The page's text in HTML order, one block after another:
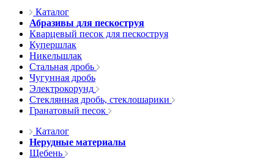
Каталог
Абразивы для пескоструя
Кварцевый песок для пескоструя
Купершлак
Никельшлак
Стальная дробь
Чугунная дробь
Электрокорунд
Стеклянная дробь, стеклошарики
Гранатовый песок
Каталог
Нерудные материалы
Щебень